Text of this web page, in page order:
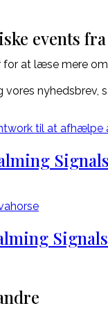
events fra
for at læse mere
nyhedsbrev,